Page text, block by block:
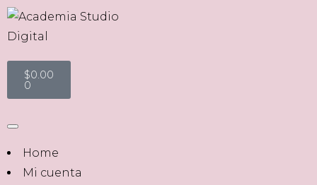
$0.00
0
Home
Mi cuenta